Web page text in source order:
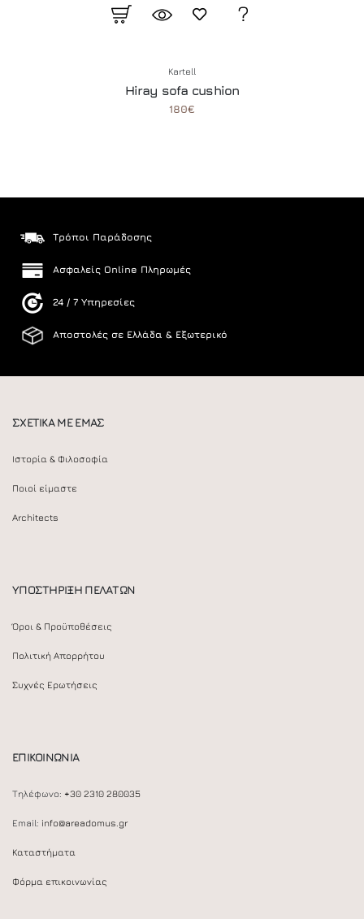
Kartell
Hiray sofa cushion
180€
Τρόποι Παράδοσης
Ασφαλείς Online Πληρωμές
24 / 7 Υπηρεσίες
Αποστολές σε Ελλάδα & Εξωτερικό
ΣΧΕΤΙΚΑ ΜΕ ΕΜΑΣ
Ιστορία & Φιλοσοφία
Ποιοί είμαστε
Architects
ΥΠΟΣΤΗΡΙΞΗ ΠΕΛΑΤΩΝ
Όροι & Προϋποθέσεις
Πολιτική Απορρήτου
Συχνές Ερωτήσεις
ΕΠΙΚΟΙΝΩΝΙΑ
Τηλέφωνο: +30 2310 280035
Email: info@areadomus.gr
Καταστήματα
Φόρμα επικοινωνίας